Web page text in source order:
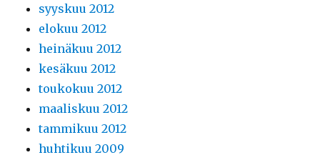
syyskuu 2012
elokuu 2012
heinäkuu 2012
kesäkuu 2012
toukokuu 2012
maaliskuu 2012
tammikuu 2012
huhtikuu 2009